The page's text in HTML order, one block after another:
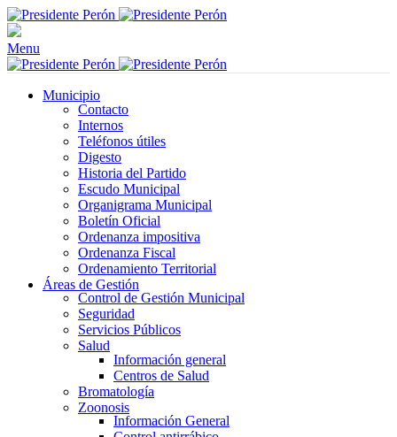
Menu
Municipio
Contacto
Internos
Teléfonos útiles
Digesto
Historia del Partido
Escudo Municipal
Organigrama Municipal
Boletín Oficial
Ordenanza impositiva
Ordenanza Fiscal
Ordenamiento Territorial
Áreas de Gestión
Control de Gestión Municipal
Seguridad
Servicios Públicos
Salud
Información general
Centros de Salud
Bromatología
Zoonosis
Información General